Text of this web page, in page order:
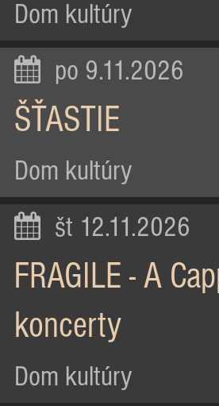
Dom kultúry
po 9.11.2026
ŠŤASTIE
Dom kultúry
št 12.11.2026
FRAGILE - A
koncerty
Dom kultúry